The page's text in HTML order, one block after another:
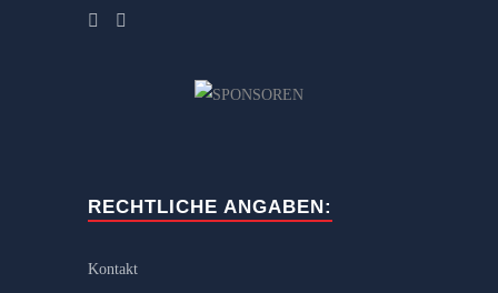
RECHTLICHE ANGABEN:
Kontakt